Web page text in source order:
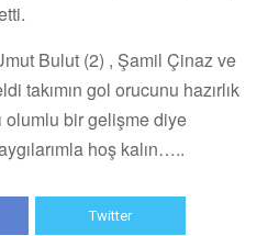
Bulut (2) , Şamil Çinaz ve
takımın gol orucunu hazırlık
olumlu bir gelişme diye
hoş kalın…..
Twitter